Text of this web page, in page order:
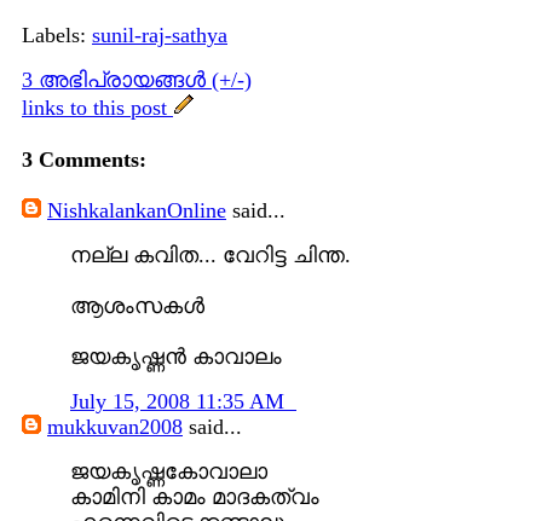
Labels: sunil-raj-sathya
3 അഭിപ്രായങ്ങള്‍ (+/-)
links to this post
3 Comments:
NishkalankanOnline said...
നല്ല കവിത... വേറിട്ട ചിന്ത.
ആശംസകള്‍
ജയകൃഷ്ണന്‍ കാവാലം
July 15, 2008 11:35 AM
mukkuvan2008 said...
ജയകൃഷ്ണകോവാലാ
കാമിനി കാമം മാദകത്വം